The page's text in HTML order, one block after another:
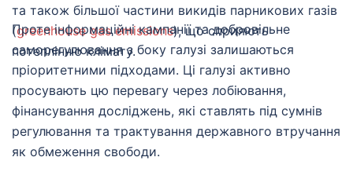
та також більшої частини викидів парникових газів
(greenhouse gas emissions), що сприяють
потеплінню клімату.
Проте інформаційні кампанії та добровільне
саморегулювання з боку галузі залишаються
пріоритетними підходами. Ці галузі активно
просувають цю перевагу через лобіювання,
фінансування досліджень, які ставлять під сумнів
регулювання та трактування державного втручання
як обмеження свободи.